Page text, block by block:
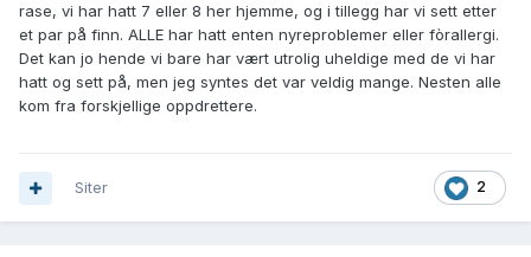
rase, vi har hatt 7 eller 8 her hjemme, og i tillegg har vi sett etter
et par på finn. ALLE har hatt enten nyreproblemer eller fòrallergi.
Det kan jo hende vi bare har vært utrolig uheldige med de vi har
hatt og sett på, men jeg syntes det var veldig mange. Nesten alle
kom fra forskjellige oppdrettere.
2
Siter